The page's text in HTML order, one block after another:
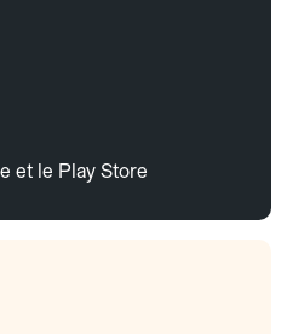
et le Play Store